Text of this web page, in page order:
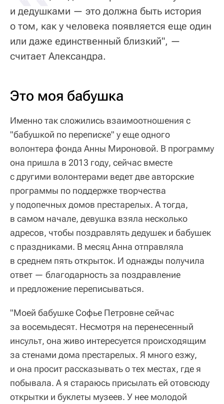
и дедушками — это должна быть история
о том, как у человека появляется еще один
или даже единственный близкий", —
считает Александра.
Это моя бабушка
Именно так сложились взаимоотношения с
"бабушкой по переписке" у еще одного
волонтера фонда Анны Мироновой. В программу
она пришла в 2013 году, сейчас вместе
с другими волонтерами ведет две авторские
программы по поддержке творчества
у подопечных домов престарелых. А тогда,
в самом начале, девушка взяла несколько
адресов, чтобы поздравлять дедушек и бабушек
с праздниками. В месяц Анна отправляла
в среднем пять открыток. И однажды получила
ответ — благодарность за поздравление
и предложение переписываться.
"Моей бабушке Софье Петровне сейчас
за восемьдесят. Несмотря на перенесенный
инсульт, она живо интересуется происходящим
за стенами дома престарелых. Я много езжу,
и она просит рассказывать о тех местах, где я
побывала. А я стараюсь присылать ей отовсюду
открытки и буклеты музеев. У нее молодой